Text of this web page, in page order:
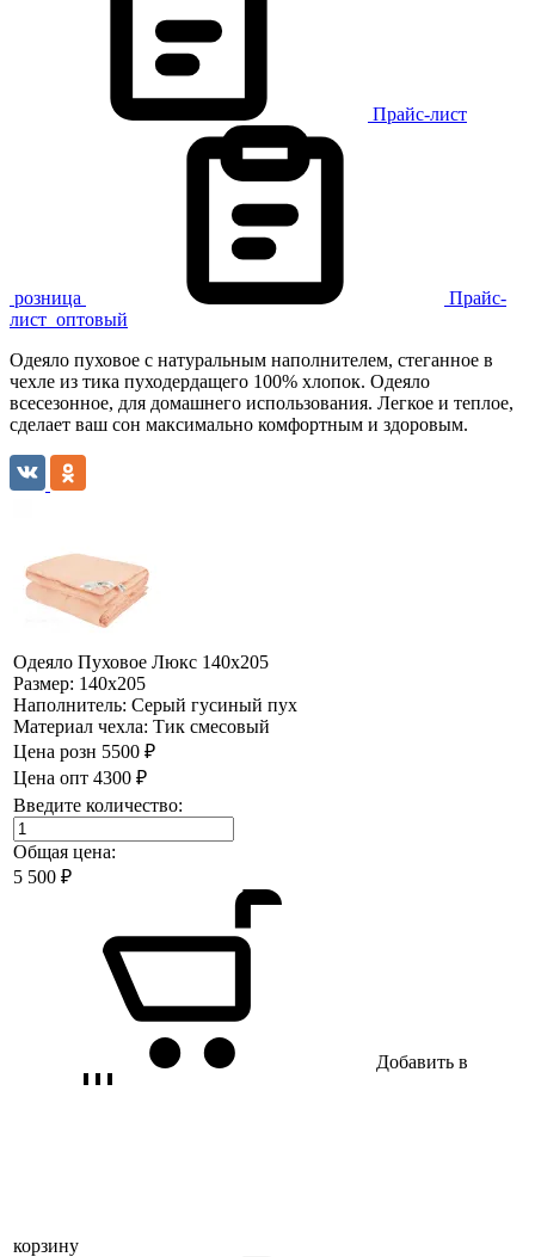
Прайс-лист
розница
Прайс-
лист оптовый
Одеяло пуховое с натуральным наполнителем, стеганное в
чехле из тика пуходердащего 100% хлопок. Одеяло
всесезонное, для домашнего использования. Легкое и теплое,
сделает ваш сон максимально комфортным и здоровым.
Одеяло Пуховое Люкс 140х205
Размер: 140х205
Наполнитель: Серый гусиный пух
Материал чехла: Тик смесовый
Цена розн 5500 ₽
Цена опт 4300 ₽
Введите количество:
Общая цена:
5 500 ₽
Добавить в
корзину